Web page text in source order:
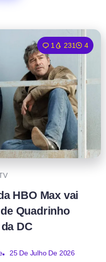
1 231 4
HBO Max vai
Quadrinho
DC
25 De Julho De 2026